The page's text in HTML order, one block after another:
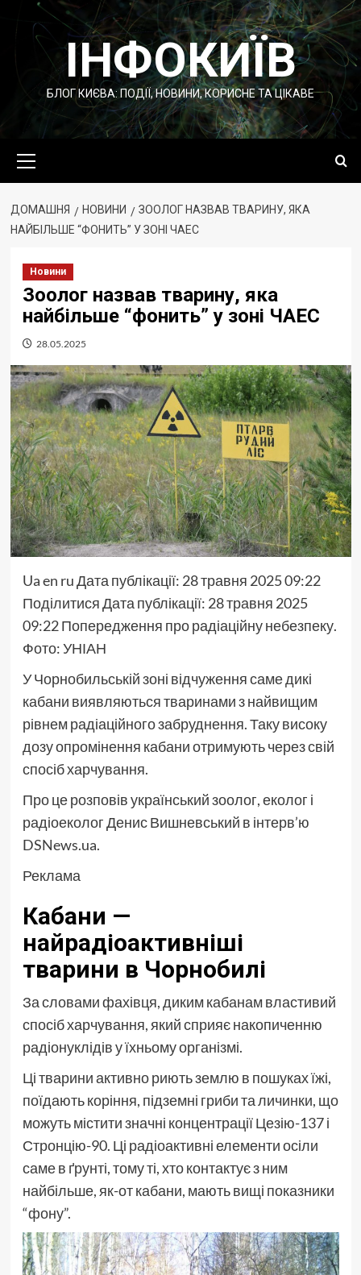
Перейти
ІНФОКИЇВ
БЛОГ КИЄВА: ПОДІЇ, НОВИНИ, КОРИСНЕ ТА ЦІКАВЕ
меню
ДОМАШНЯ НОВИНИ
ЗООЛОГ НАЗВАВ ТВАРИНУ, ЯКА
НАЙБІЛЬШЕ “ФОНИТЬ” У ЗОНІ ЧАЕС
Новини
Зоолог назвав тварину, яка
найбільше “фонить” у зоні ЧАЕС
28.05.2025
Uaen ruДата публікації: 28 травня 2025 09:22
ПоділитисяДата публікації: 28 травня 2025
09:22Попередження про радіаційну небезпеку.
Фото: УНІАН
У Чорнобильській зоні відчуження саме дикі
кабани виявляються тваринами з найвищим
рівнем радіаційного забруднення. Таку високу
дозу опромінення кабани отримують через свій
спосіб харчування.
Про це розповів український зоолог, еколог і
радіоеколог Денис Вишневський в інтерв’ю
DSNews.ua.
Реклама
Кабани —
найрадіоактивніші
тварини в Чорнобилі
За словами фахівця, диким кабанам властивий
спосіб харчування, який сприяє накопиченню
радіонуклідів у їхньому організмі.
Ці тварини активно риють землю в пошуках їжі,
поїдають коріння, підземні гриби та личинки, що
можуть містити значні концентрації Цезію-137 і
Стронцію-90. Ці радіоактивні елементи осіли
саме в ґрунті, тому ті, хто контактує з ним
найбільше, як-от кабани, мають вищі показники
“фону”.